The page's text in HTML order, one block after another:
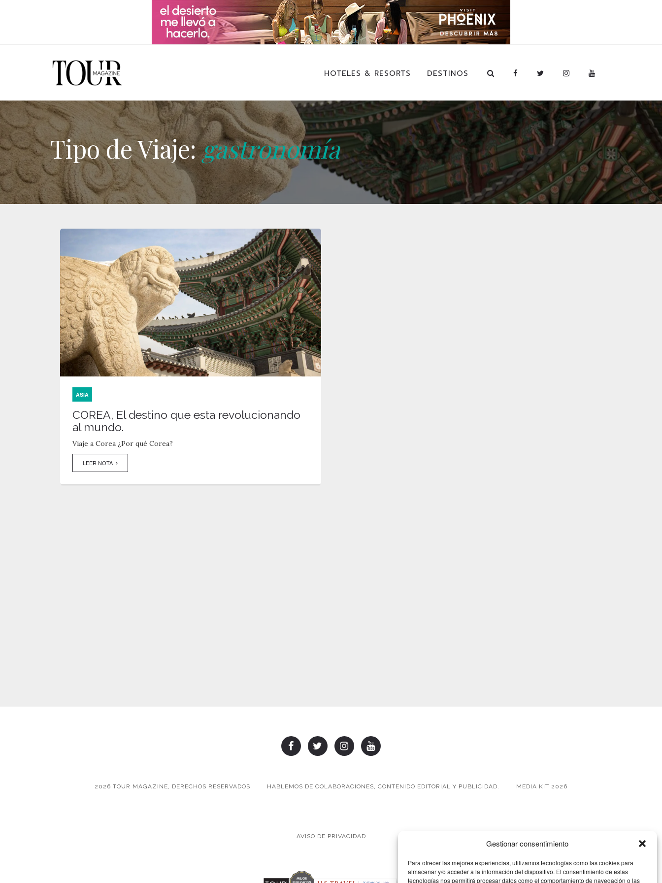
Gestionar consentimiento
Para ofrecer las mejores experiencias, utilizamos tecnologías como las cookies para
almacenar y/o acceder a la información del dispositivo. El consentimiento de estas
tecnologías nos permitirá procesar datos como el comportamiento de navegación o las
HOTELES & RESORTS DESTINOS
Tipo de Viaje:gastronomía
ASIA
COREA, El destino que esta revolucionando
al mundo.
Viaje a Corea ¿Por qué Corea?
LEER NOTA
2026 TOUR MAGAZINE, DERECHOS RESERVADOS HABLEMOS DE COLABORACIONES, CONTENIDO EDITORIAL Y PUBLICIDAD. MEDIA KIT 2026
AVISO DE PRIVACIDAD